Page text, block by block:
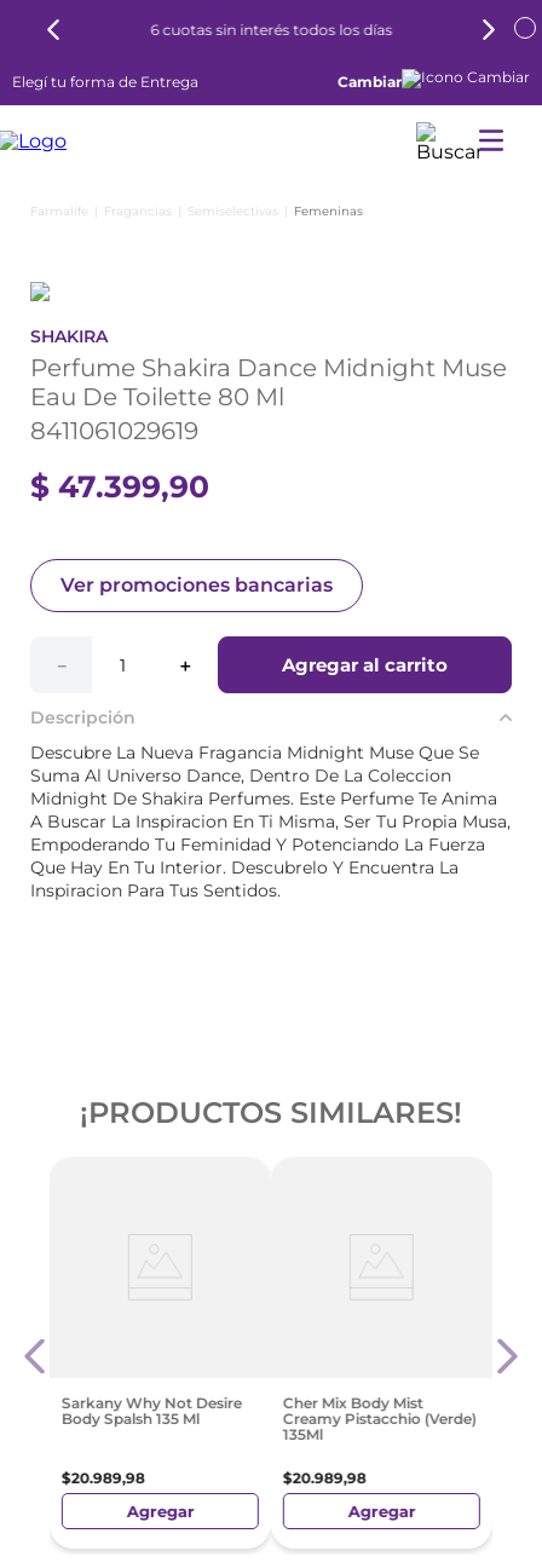
6 cuotas sin interés todos los días
Elegí tu forma de Entrega Cambiar
Fragancias Semiselectivas Femeninas
SHAKIRA
Perfume Shakira Dance Midnight Muse
Eau De Toilette 80 Ml
8411061029619
$ 47.399,90
Ver promociones bancarias
＋
－ Agregar al carrito
Descripción
Descubre La Nueva Fragancia Midnight Muse Que Se
Suma Al Universo Dance, Dentro De La Coleccion
Midnight De Shakira Perfumes. Este Perfume Te Anima
A Buscar La Inspiracion En Ti Misma, Ser Tu Propia Musa,
Empoderando Tu Feminidad Y Potenciando La Fuerza
Que Hay En Tu Interior. Descubrelo Y Encuentra La
Inspiracion Para Tus Sentidos.
¡PRODUCTOS SIMILARES!
Sarkany Why Not Desire
Body Spalsh 135 Ml
$20.989,98
Agregar
Cher Mix Body Mist
Creamy Pistacchio (Verde)
135Ml
$20.989,98
Agregar